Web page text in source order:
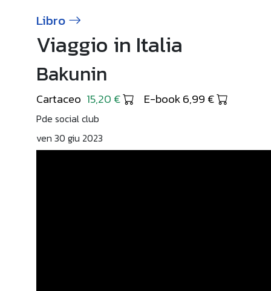
Libro
Viaggio in Italia
Bakunin
Cartaceo 15,20 € E-book 6,99 €
Pde social club
ven 30 giu 2023